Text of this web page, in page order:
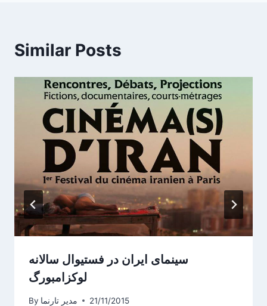
Similar Posts
سینمای ایران در فستیوال سالانه
لوکزامبورگ
By مدیر تارنما 21/11/2015